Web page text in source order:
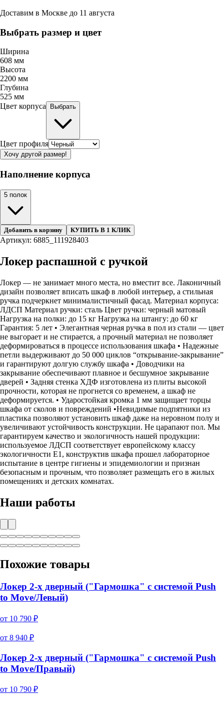
Доставим в Москве до 11 августа
Выбрать размер и цвет
Ширина
608 мм
Высота
2200 мм
Глубина
525 мм
Цвет корпуса
Выбрать
Цвет профиля
Хочу другой размер!
Наполнение корпуса
5 полок
Добавить в корзину КУПИТЬ В 1 КЛИК
Артикул: 6885_111928403
Локер распашной с ручкой
Локер — не занимает много места, но вместит все. Лаконичный
дизайн позволяет вписать шкаф в любой интерьер, а стильная
ручка подчеркнет минималистичный фасад. Материал корпуса:
ЛДСП Материал ручки: сталь Цвет ручки: черный матовый
Нагрузка на полки: до 15 кг Нагрузка на штангу: до 60 кг
Гарантия: 5 лет • Элегантная черная ручка в пол из стали — цвет
не выгорает и не стирается, а прочный материал не позволяет
деформироваться в процессе использования шкафа • Надежные
петли выдерживают до 50 000 циклов “открывание-закрывание”
и гарантируют долгую службу шкафа • Доводчики на
закрывание обеспечивают плавное и бесшумное закрывание
дверей • Задняя стенка ХДФ изготовлена из плиты высокой
прочности, которая не прогнется со временем, а шкаф не
деформируется. • Ударостойкая кромка 1 мм защищает торцы
шкафа от сколов и повреждений •Невидимые подпятники из
пластика позволяют установить шкаф даже на неровном полу и
увеличивают устойчивость конструкции. Не царапают пол. Мы
гарантируем качество и экологичность нашей продукции:
используемое ЛДСП соответствует европейскому классу
экологичности Е1, конструктив шкафа прошел лабораторное
испытание в центре гигиены и эпидемиологии и признан
безопасным и прочным, что позволяет размещать его в жилых
помещениях и детских комнатах.
Наши работы
Похожие товары
Локер 2-х дверный ("Гармошка" с системой Push
to Move/Левый)
от 10 790 ₽
от 8 940 ₽
Локер 2-х дверный ("Гармошка" с системой Push
to Move/Правый)
от 10 790 ₽